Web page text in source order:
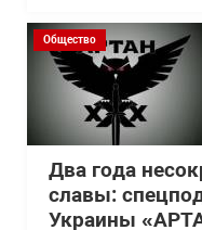
Общество
Два года
славы:
Украины